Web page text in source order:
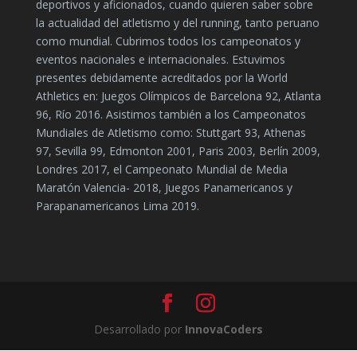
deportivos y aficionados, cuando quieren saber sobre
la actualidad del atletismo y del running, tanto peruano
como mundial. Cubrimos todos los campeonatos y
eventos nacionales e internacionales. Estuvimos
presentes debidamente acreditados por la World
Athletics en: Juegos Olímpicos de Barcelona 92, Atlanta
96, Río 2016. Asistimos también a los Campeonatos
Mundiales de Atletismo como: Stuttgart 93, Athenas
97, Sevilla 99, Edmonton 2001, Paris 2003, Berlín 2009,
Londres 2017, el Campeonato Mundial de Media
Maratón Valencia- 2018, Juegos Panamericanos y
Parapanamericanos Lima 2019.
Desarrollado por InnovaCoders